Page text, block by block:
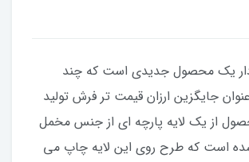
یک محصول جدیدی است که چند
جایگزین ارزان قیمت تر فرش تولید
از یک لایه پارچه ای از جنس مخمل
است که طرح روی این لایه چاپ می